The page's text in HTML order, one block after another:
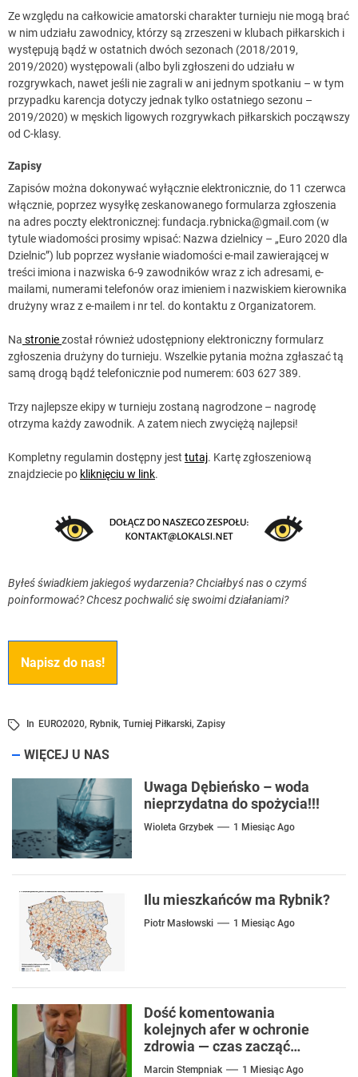
Ze względu na całkowicie amatorski charakter turnieju nie mogą brać
w nim udziału zawodnicy, którzy są zrzeszeni w klubach piłkarskich i
występują bądź w ostatnich dwóch sezonach (2018/2019,
2019/2020) występowali (albo byli zgłoszeni do udziału w
rozgrywkach, nawet jeśli nie zagrali w ani jednym spotkaniu – w tym
przypadku karencja dotyczy jednak tylko ostatniego sezonu –
2019/2020) w męskich ligowych rozgrywkach piłkarskich począwszy
od C-klasy.
Zapisy
Zapisów można dokonywać wyłącznie elektronicznie, do 11 czerwca
włącznie, poprzez wysyłkę zeskanowanego formularza zgłoszenia
na adres poczty elektronicznej:fundacja.rybnicka@gmail.com (w
tytule wiadomości prosimy wpisać: Nazwa dzielnicy – „Euro 2020 dla
Dzielnic”) lub poprzez wysłanie wiadomości e-mail zawierającej w
treści imiona i nazwiska 6-9 zawodników wraz z ich adresami, e-
mailami, numerami telefonów oraz imieniem i nazwiskiem kierownika
drużyny wraz z e-mailem i nr tel. do kontaktu z Organizatorem.
Na stroniezostał również udostępniony elektroniczny formularz
zgłoszenia drużyny do turnieju. Wszelkie pytania można zgłaszać tą
samą drogą bądź telefonicznie pod numerem: 603 627 389.
Trzy najlepsze ekipy w turnieju zostaną nagrodzone – nagrodę
otrzyma każdy zawodnik. A zatem niech zwyciężą najlepsi!
Kompletny regulamin dostępny jest tutaj. Kartę zgłoszeniową
znajdziecie po kliknięciu w link.
Byłeś świadkiem jakiegoś wydarzenia? Chciałbyś nas o czymś
poinformować? Chcesz pochwalić się swoimi działaniami?
Napisz do nas!
In EURO2020, Rybnik, Turniej Piłkarski, Zapisy
WIĘCEJ U NAS
Uwaga Dębieńsko – woda
nieprzydatna do spożycia!!!
Wioleta Grzybek 1 Miesiąc Ago
Ilu mieszkańców ma Rybnik?
Piotr Masłowski 1 Miesiąc Ago
Dość komentowania
kolejnych afer w ochronie
zdrowia — czas zacząć
mówić o rozwiązaniach
Marcin Stempniak 1 Miesiąc Ago